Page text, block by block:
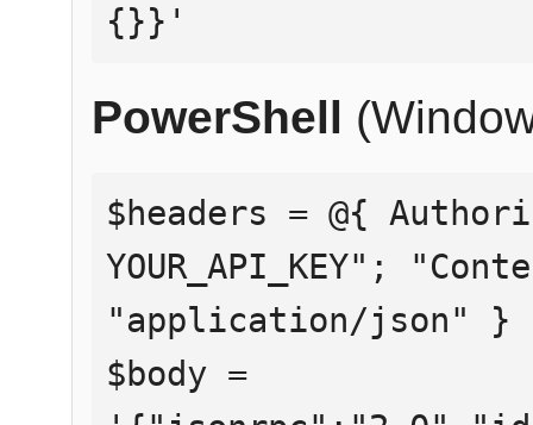
{}}'
PowerShell
$headers = @{
YOUR_API_KEY";
"application/json" }
$body =